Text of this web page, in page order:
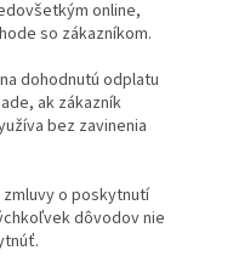
online,
so zákazníkom.
dohodnutú odplatu
ak zákazník
bez zavinenia
o poskytnutí
dôvodov nie